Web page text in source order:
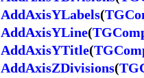
AddAxisYLabels(
AddAxisYLine(
AddAxisYTitle(
AddAxisZDivisions(